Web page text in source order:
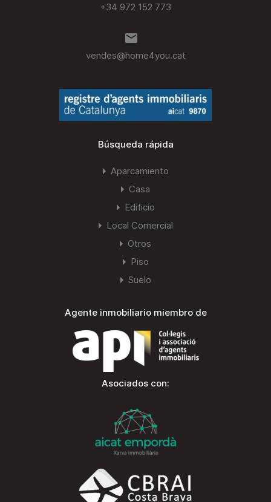
+34 972 152 773
vendes@home4you.cat
Búsqueda rápida
Aparcamiento
Casa
Edificio
Local Comercial
Otros
Piso
Suelo
Agente inmobiliario miembro de
Asociados con: